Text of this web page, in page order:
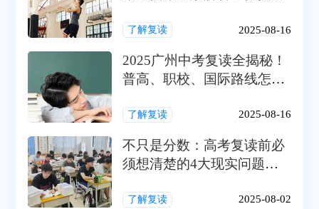
了解复读 2025-08-16
2025广州中考复读全揭秘！
普高、职校、国际路线怎么
了解复读 2025-08-16
不只是分数：高考复读前必
须想清楚的4大现实问题
压）
了解复读 2025-08-02